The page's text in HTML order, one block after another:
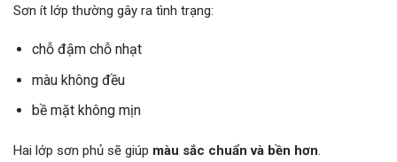
Sơn ít lớp thường gây ra tình trạng:
chỗ đậm chỗ nhạt
màu không đều
bề mặt không mịn
Hai lớp sơn phủ sẽ giúp màu sắc chuẩn và bền hơn.